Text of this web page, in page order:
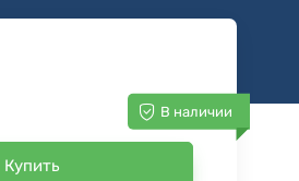
В наличии
Купить